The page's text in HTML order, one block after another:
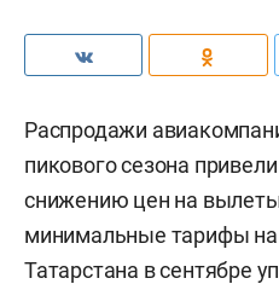
Распродажи
пикового сезона
снижению цен на
минимальные тарифы
Татарстана в сентябре